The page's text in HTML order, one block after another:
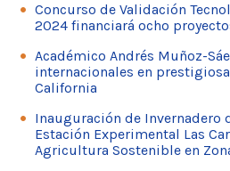
Concurso de Validación
2024 financiará ocho
Académico Andrés Muñoz-
internacionales en
California
Inauguración de Invernadero
Estación Experimental Las
Agricultura Sostenible en